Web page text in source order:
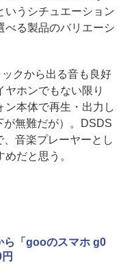
いうシチュエーション
べる製品のバリエーシ
クから出る音も良好
ホンでもない限り
ン本体で再生・出力し
が無難だが）。DSDS
音楽プレーヤーとし
だと思う。
ら「gooのスマホ g0